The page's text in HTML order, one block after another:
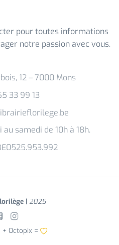
pour toutes informations
notre passion avec vous.
12 – 7000 Mons
33 99 13
samedi de 10h à 18h.
| 2025
+ Octopix=